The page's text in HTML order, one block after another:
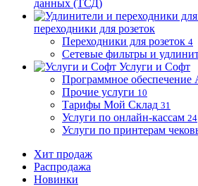
данных (ТСД)
переходники для розеток
Переходники для розеток 4
Сетевые фильтры и
Услуги и Софт
Программное обеспечение
Прочие услуги 10
Тарифы Мой Склад 31
Услуги по онлайн-кассам 24
Услуги по принтерам
Хит продаж
Распродажа
Новинки